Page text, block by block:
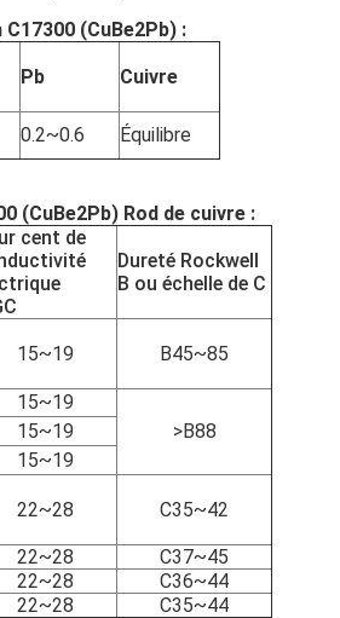
(CuBe2Pb) :
Pb Cuivre
0.2~0.6
Équilibre
(CuBe2Pb) Rod de cuivre :
cent de
Dureté Rockwell
B ou échelle de C
15~19 B45~85
15~19
>B88
15~19
15~19
22~28 C35~42
22~28
C37~45
22~28
C36~44
22~28 C35~44